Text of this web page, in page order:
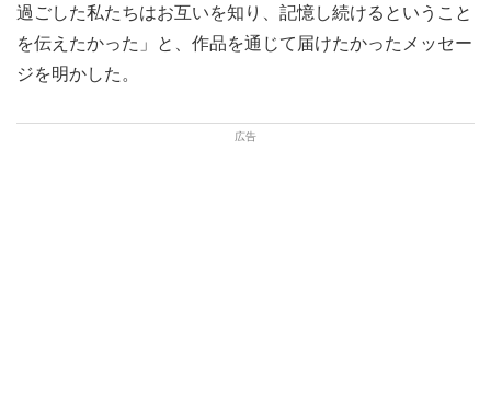
過ごした私たちはお互いを知り、記憶し続けるということ
を伝えたかった」と、作品を通じて届けたかったメッセー
ジを明かした。